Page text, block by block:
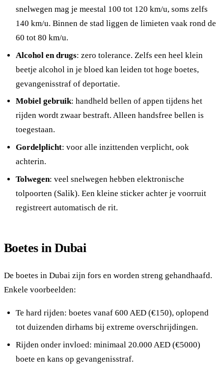
snelwegen mag je meestal 100 tot 120 km/u, soms zelfs
140 km/u. Binnen de stad liggen de limieten vaak rond de
60 tot 80 km/u.
Alcohol en drugs: zero tolerance. Zelfs een heel klein
beetje alcohol in je bloed kan leiden tot hoge boetes,
gevangenisstraf of deportatie.
Mobiel gebruik: handheld bellen of appen tijdens het
rijden wordt zwaar bestraft. Alleen handsfree bellen is
toegestaan.
Gordelplicht: voor alle inzittenden verplicht, ook
achterin.
Tolwegen: veel snelwegen hebben elektronische
tolpoorten (Salik). Een kleine sticker achter je voorruit
registreert automatisch de rit.
Boetes in Dubai
De boetes in Dubai zijn fors en worden streng gehandhaafd.
Enkele voorbeelden:
Te hard rijden: boetes vanaf 600 AED (€150), oplopend
tot duizenden dirhams bij extreme overschrijdingen.
Rijden onder invloed: minimaal 20.000 AED (€5000)
boete en kans op gevangenisstraf.